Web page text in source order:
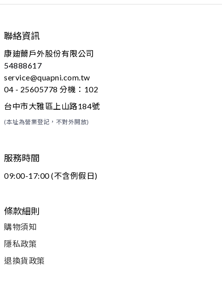
聯絡資訊
康廸薾戶外股份有限公司
54888617
service@quapni.com.tw
04 - 25605778 分機：102
台中市大雅區上山路184號
(本址為營業登記，不對外開放)
服務時間
09:00-17:00 (不含例假日)
條款細則
購物須知
隱私政策
退換貨政策